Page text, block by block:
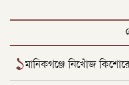
১মানিকগঞ্জে নিখোঁজ